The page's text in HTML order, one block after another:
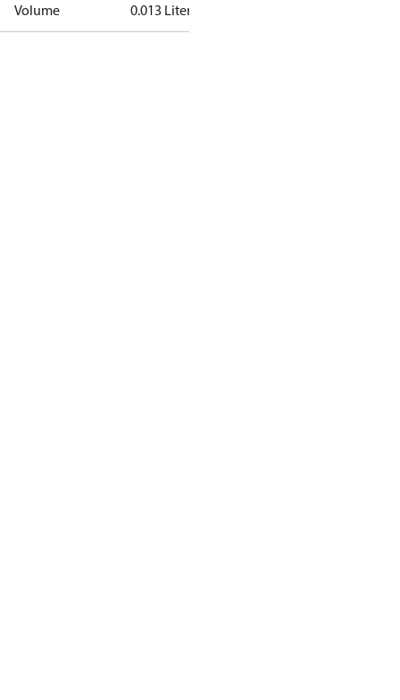
Volume 0.013 Liter